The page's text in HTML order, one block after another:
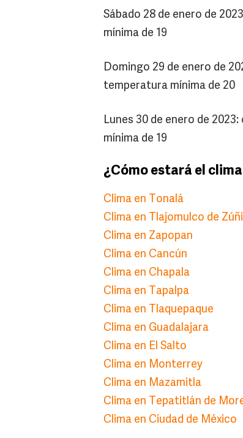
Sábado 28 de enero de
mínima de 19
Domingo 29 de enero de
temperatura mínima de 20
Lunes 30 de enero de
mínima de 19
¿Cómo estará el
Clima en Tonalá
Clima en Tlajomulco de
Clima en Zapopan
Clima en Cancún
Clima en Chapala
Clima en Tapalpa
Clima en Tlaquepaque
Clima en Guadalajara
Clima en El Salto
Clima en Monterrey
Clima en Mazamitla
Clima en Tepatitlán de
Clima en Ciudad de México